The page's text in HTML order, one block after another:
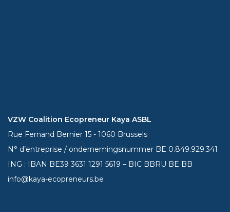
VZW Coalition Ecopreneur Kaya ASBL
Rue Fernand Bernier 15 - 1060 Brussels
N° d’entreprise / ondernemingsnummer BE 0.849.929.341
ING : IBAN BE393631 1291 5619 – BIC BBRU BE BB
info@kaya-ecopreneurs.be